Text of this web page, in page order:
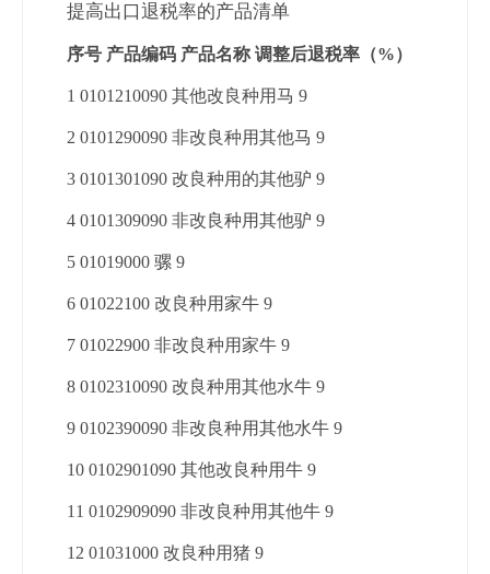
提高出口退税率的产品清单
序号 产品编码 产品名称 调整后退税率（%）
1 0101210090 其他改良种用马 9
2 0101290090 非改良种用其他马 9
3 0101301090 改良种用的其他驴 9
4 0101309090 非改良种用其他驴 9
5 01019000 骡 9
6 01022100 改良种用家牛 9
7 01022900 非改良种用家牛 9
8 0102310090 改良种用其他水牛 9
9 0102390090 非改良种用其他水牛 9
10 0102901090 其他改良种用牛 9
11 0102909090 非改良种用其他牛 9
12 01031000 改良种用猪 9